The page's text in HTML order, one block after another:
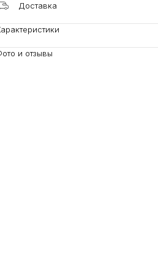
Доставка
и отзывы